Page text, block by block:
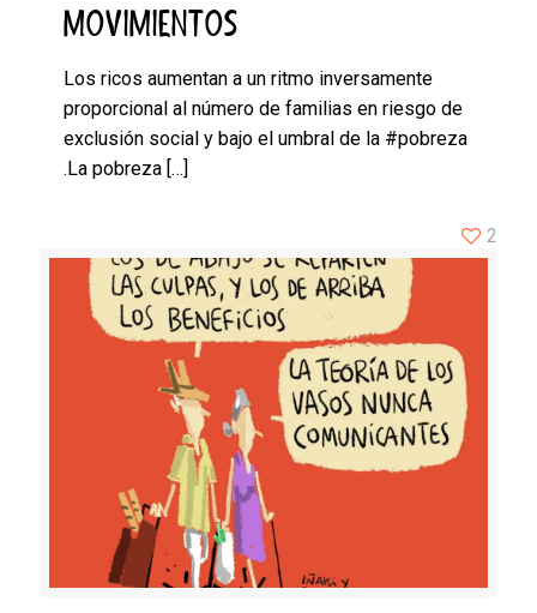
MOVIMIENTOS
Los ricos aumentan a un ritmo inversamente
proporcional al número de familias en riesgo de
exclusión social y bajo el umbral de la #pobreza
.La pobreza […]
2